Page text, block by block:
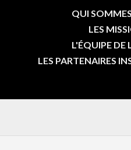
QUI
LES
L'ÉQUIPE DE
LES PARTENAIRES